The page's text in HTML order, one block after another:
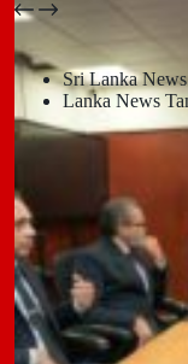
பதுளை மாநகர சபையின்
July 14, 2026
Sri Lanka
Lanka News
Leave a Reply
You must be
logged in